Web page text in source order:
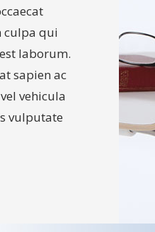
culpa qui
laborum.
sapien ac
vehicula
vulputate